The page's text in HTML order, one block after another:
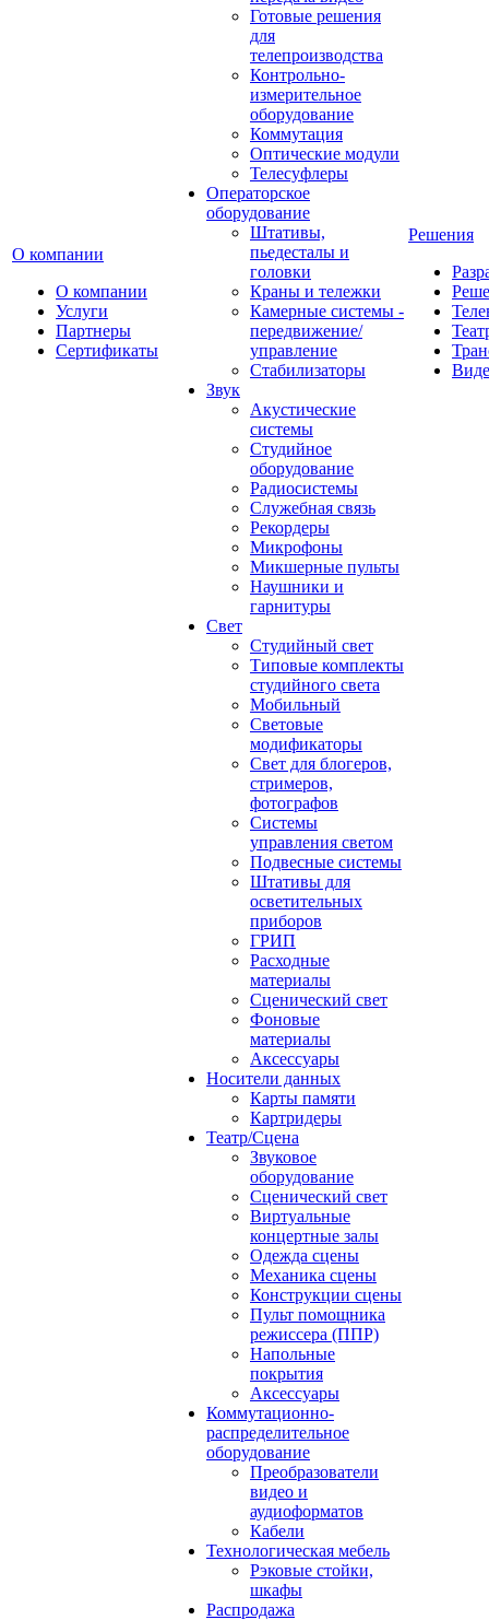
О компании
О компании
Услуги
Партнеры
Сертификаты
Готовые решения
для
телепроизводства
Контрольно-
измерительное
оборудование
Коммутация
Оптические модули
Телесуфлеры
Операторское
оборудование
Штативы,
пьедесталы и
головки
Краны и тележки
Камерные системы -
передвижение/
управление
Стабилизаторы
Звук
Акустические
системы
Студийное
оборудование
Радиосистемы
Служебная связь
Рекордеры
Микрофоны
Микшерные пульты
Наушники и
гарнитуры
Свет
Студийный свет
Типовые комплекты
студийного света
Мобильный
Световые
модификаторы
Свет для блогеров,
стримеров,
фотографов
Системы
управления светом
Подвесные системы
Штативы для
осветительных
приборов
ГРИП
Расходные
материалы
Сценический свет
Фоновые
материалы
Аксессуары
Носители данных
Карты памяти
Картридеры
Театр/Сцена
Звуковое
оборудование
Сценический свет
Виртуальные
концертные залы
Одежда сцены
Механика сцены
Конструкции сцены
Пульт помощника
режиссера (ППР)
Напольные
покрытия
Аксессуары
Коммутационно-
распределительное
оборудование
Преобразователи
видео и
аудиоформатов
Кабели
Технологическая мебель
Рэковые стойки,
шкафы
Распродажа
Решения